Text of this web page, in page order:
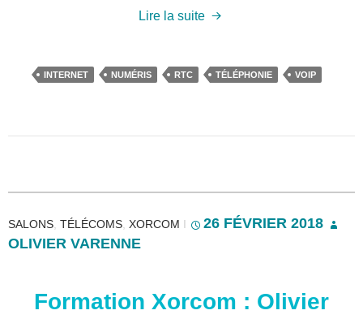
Lire la suite
INTERNET NUMÉRIS RTC TÉLÉPHONIE VOIP
SALONS TÉLÉCOMS XORCOM I
26 FÉVRIER 2018
OLIVIER VARENNE
Formation Xorcom : Olivier